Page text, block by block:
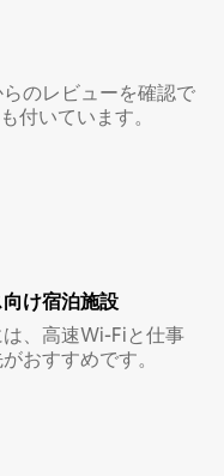
のレビューを確認で
付いています。
け宿⁠泊⁠施⁠設
、高速Wi-Fiと仕事
おすすめです。